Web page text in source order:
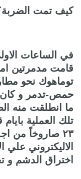
كيف تمت
توماهوك نحو
حمص-تدمر و كان
ما انطلقت منه
تلك العملية
٢٣ صاروخاً من
اختراق الدشم و